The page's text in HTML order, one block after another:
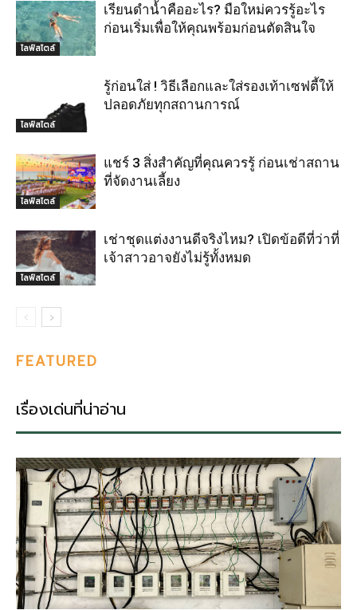
ไลฟ์สไตล์
เรียนดำน้ำคืออะไร? มือใหม่ควรรู้อะไร
ก่อนเริ่มเพื่อให้คุณพร้อมก่อนตัดสินใจ
ไลฟ์สไตล์
รู้ก่อนใส่ ! วิธีเลือกและใส่รองเท้าเซฟตี้ให้
ปลอดภัยทุกสถานการณ์
ไลฟ์สไตล์
แชร์ 3 สิ่งสำคัญที่คุณควรรู้ ก่อนเช่าสถาน
ที่จัดงานเลี้ยง
ไลฟ์สไตล์
เช่าชุดแต่งงานดีจริงไหม? เปิดข้อดีที่ว่าที่
เจ้าสาวอาจยังไม่รู้ทั้งหมด
FEATURED
เรื่องเด่นที่น่าอ่าน